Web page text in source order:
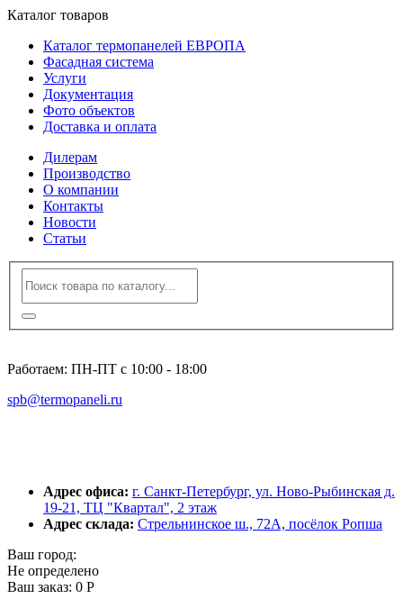
Каталог товаров
Каталог термопанелей ЕВРОПА
Фасадная система
Услуги
Документация
Фото объектов
Доставка и оплата
Дилерам
Производство
О компании
Контакты
Новости
Статьи
Работаем: ПН-ПТ с 10:00 - 18:00
spb@termopaneli.ru
Адрес офиса: г. Санкт-Петербург, ул. Ново-Рыбинская д.
19-21, ТЦ "Квартал", 2 этаж
Адрес склада: Стрельнинское ш., 72А, посёлок Ропша
Ваш город:
Не определено
Ваш заказ: 0 Р